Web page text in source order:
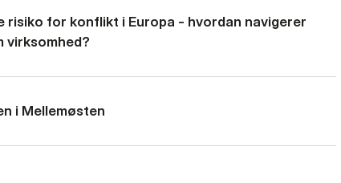
risiko for konflikt i Europa - hvordan navigerer
virksomhed?
i Mellemøsten